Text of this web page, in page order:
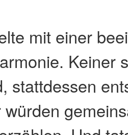
mit einer
Keiner
stattdessen